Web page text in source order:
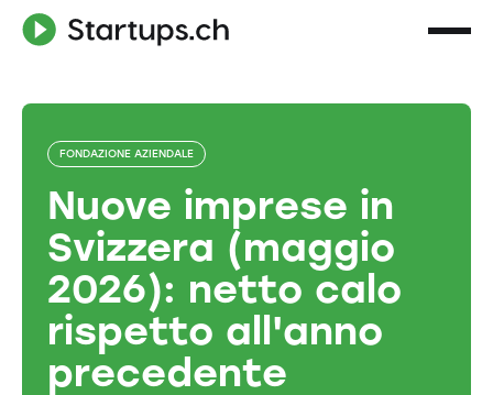
FONDAZIONE AZIENDALE
Nuove imprese in
Svizzera (maggio
2026): netto calo
rispetto all'anno
precedente